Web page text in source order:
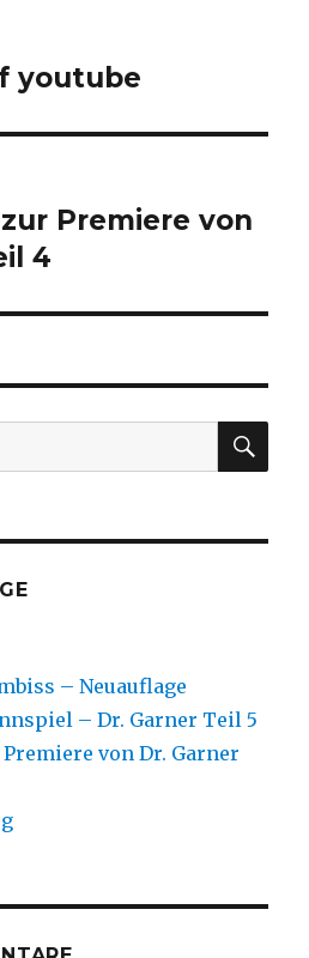
youtube
Premiere von
4
– Neuauflage
– Dr. Garner Teil 5
von Dr. Garner